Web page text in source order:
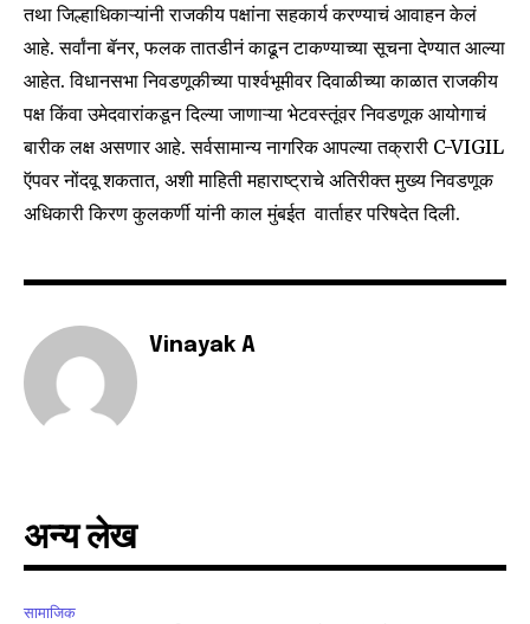
Join our community of
SUBSCRIBERS and be part of the
conversation.
To subscribe, simply enter your email address on our website
or click the subscribe button below. Don't worry, we respect
your privacy and won't spam your inbox. Your information is
safe with us.
SUBSCRIBE
I've read and accept the
6,300
Fans
तथा जिल्हाधिकाऱ्यांनी राजकीय पक्षांना सहकार्य करण्याचं आवाहन केलं
आहे. सर्वांना बॅनर, फलक तातडीनं काढून टाकण्याच्या सूचना देण्यात आल्या
आहेत. विधानसभा निवडणूकीच्या पार्श्वभूमीवर दिवाळीच्या काळात राजकीय
पक्ष किंवा उमेदवारांकडून दिल्या जाणाऱ्या भेटवस्तूंवर निवडणूक आयोगाचं
बारीक लक्ष असणार आहे. सर्वसामान्य नागरिक आपल्या तक्रारी C-VIGIL
ऍपवर नोंदवू शकतात, अशी माहिती महाराष्ट्राचे अतिरीक्त मुख्य निवडणूक
अधिकारी किरण कुलकर्णी यांनी काल मुंबईत वार्ताहर परिषदेत दिली.
Vinayak A
अन्य लेख
सामाजिक